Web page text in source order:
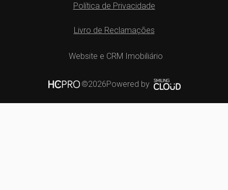
Política de Privacidade
Livro de Reclamações
Website e CRM Imobiliário
©2026Powered by